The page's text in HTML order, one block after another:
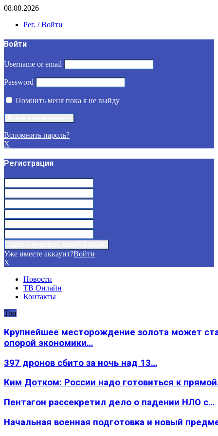
08.08.2026
Рег. / Войти
Войти
Username or email
Password
Помнить меня пока я не выйду
Вспомнить пароль?
X
Регистрация
Уже имеете аккаунт?Войти
X
Новости
ТВ Онлайн
Контакты
Топ
Крупнейшее месторождение золота может
опорой экономики…
397 дронов сбито за ночь над 13…
Ким Дотком: России надо готовиться к
Пентагон рассекретил дело о падении НЛО с…
Начальная военная подготовка и новый